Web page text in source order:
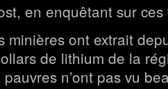
en enquêtant sur
minières ont extrait
de lithium de la
n’ont pas vu